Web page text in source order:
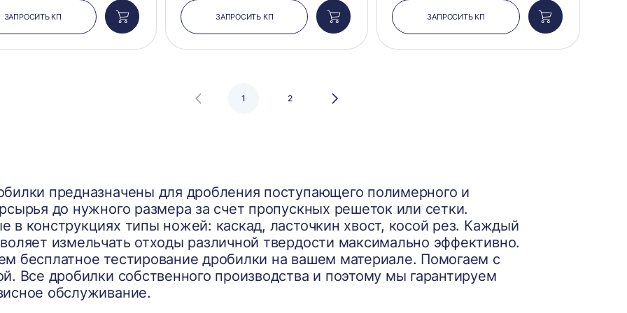
ЗАПРОСИТЬ КП
Добавить
в
корзину
ЗАПРОСИТЬ КП
Добавить
в
корзину
ЗАПРОСИТЬ КП
Добавить
в
корзину
1 2
Следующая
предназначены для дробления поступающего полимерного и
до нужного размера за счет пропускных решеток или сетки.
в конструкциях типы ножей: каскад, ласточкин хвост, косой рез. Каждый
измельчать отходы различной твердости максимально эффективно.
бесплатное тестирование дробилки на вашем материале. Помогаем с
Все дробилки собственного производства и поэтому мы гарантируем
обслуживание.